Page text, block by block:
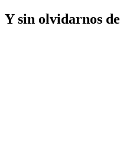
Y sin olvidarnos de